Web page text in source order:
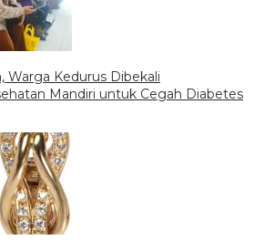
Warga Kedurus Dibekali
Mandiri untuk Cegah Diabetes